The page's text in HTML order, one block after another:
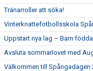
Tränarroller att söka!
Vinterknattefotbollsskola
Uppstart nya lag – Barn
Avsluta sommarlovet med
Välkommen till Spångadagen